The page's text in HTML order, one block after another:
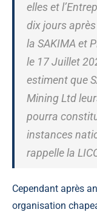
elles et
dix jours
la SAKIMA et
le 17 Juillet
estiment que
Mining Ltd
pourra
instances
rappelle la
Cependant après
organisation